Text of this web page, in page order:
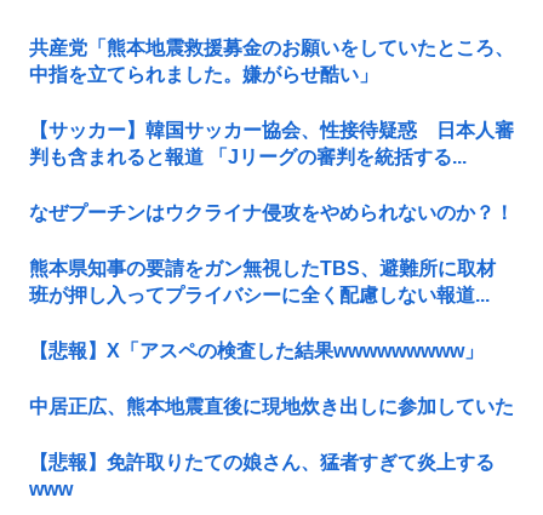
共産党「熊本地震救援募金のお願いをしていたところ、
中指を立てられました。嫌がらせ酷い」
【サッカー】韓国サッカー協会、性接待疑惑 日本人審
判も含まれると報道 「Jリーグの審判を統括する...
なぜプーチンはウクライナ侵攻をやめられないのか？！
熊本県知事の要請をガン無視したTBS、避難所に取材
班が押し入ってプライバシーに全く配慮しない報道...
【悲報】X「アスペの検査した結果wwwwwwwww」
中居正広、熊本地震直後に現地炊き出しに参加していた
【悲報】免許取りたての娘さん、猛者すぎて炎上する
www